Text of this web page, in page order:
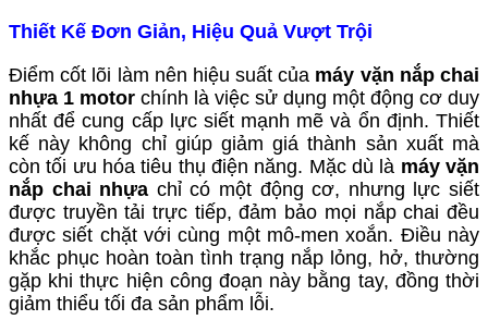
Thiết Kế Đơn Giản, Hiệu Quả Vượt Trội
Điểm cốt lõi làm nên hiệu suất của máy vặn nắp chai
nhựa 1 motor chính là việc sử dụng một động cơ duy
nhất để cung cấp lực siết mạnh mẽ và ổn định. Thiết
kế này không chỉ giúp giảm giá thành sản xuất mà
còn tối ưu hóa tiêu thụ điện năng. Mặc dù là máy vặn
nắp chai nhựa chỉ có một động cơ, nhưng lực siết
được truyền tải trực tiếp, đảm bảo mọi nắp chai đều
được siết chặt với cùng một mô-men xoắn. Điều này
khắc phục hoàn toàn tình trạng nắp lỏng, hở, thường
gặp khi thực hiện công đoạn này bằng tay, đồng thời
giảm thiểu tối đa sản phẩm lỗi.